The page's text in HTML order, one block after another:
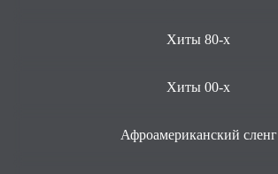
Хиты 80-х
Хиты 00-х
Афроамериканский сленг